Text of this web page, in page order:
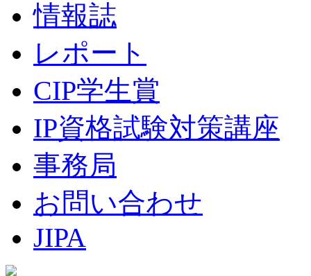
情報誌
レポート
CIP学生賞
IP資格試験対策講座
事務局
お問い合わせ
JIPA